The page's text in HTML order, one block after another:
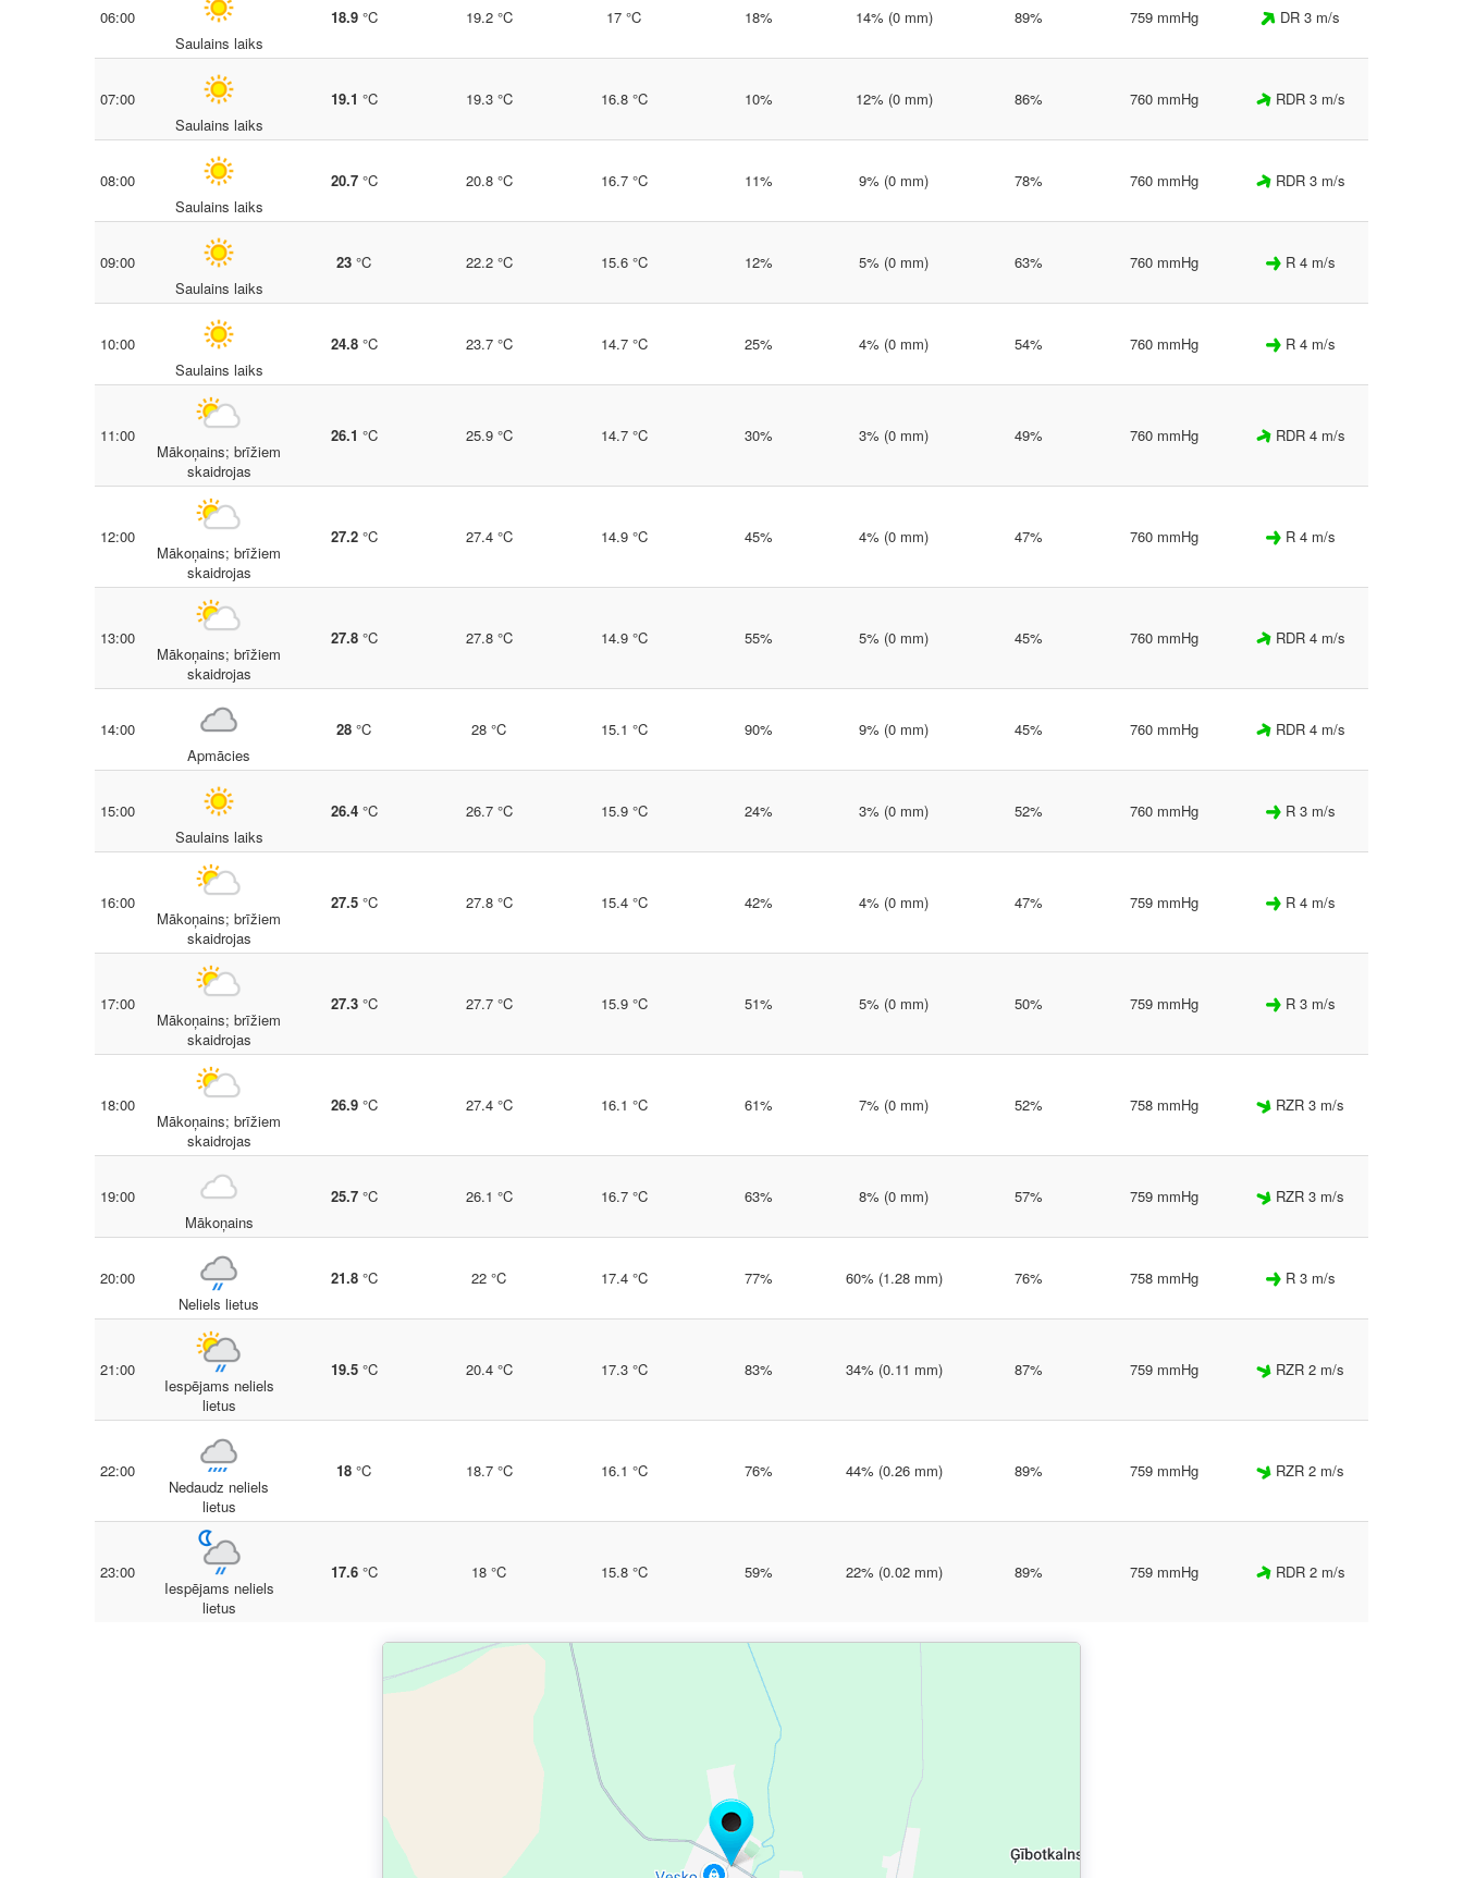
06:00
Saulains laiks
18.9°C 19.2 °C 17 °C 18% 14% (0 mm) 89% 759 mmHg DR 3 m/s
07:00
Saulains laiks
19.1 °C 19.3 °C 16.8 °C 10% 12% (0 mm) 86% 760 mmHg RDR 3 m/s
08:00
Saulains laiks
20.7°C 20.8 °C 16.7 °C 11% 9% (0 mm) 78% 760 mmHg RDR 3 m/s
09:00
Saulains laiks
23 °C 22.2 °C 15.6 °C 12% 5% (0 mm) 63% 760 mmHg R 4 m/s
10:00
Saulains laiks
24.8°C 23.7 °C 14.7 °C 25% 4% (0 mm) 54% 760 mmHg R 4 m/s
11:00
Mākoņains; brīžiem
skaidrojas
26.1 °C 25.9 °C 14.7 °C 30% 3% (0 mm) 49% 760 mmHg RDR 4 m/s
12:00
Mākoņains; brīžiem
skaidrojas
27.2°C 27.4 °C 14.9 °C 45% 4% (0 mm) 47% 760 mmHg R 4 m/s
13:00
Mākoņains; brīžiem
skaidrojas
27.8°C 27.8 °C 14.9 °C 55% 5% (0 mm) 45% 760 mmHg RDR 4 m/s
14:00
Apmācies
28 °C 28 °C 15.1 °C 90% 9% (0 mm) 45% 760 mmHg RDR 4 m/s
15:00
Saulains laiks
26.4°C 26.7 °C 15.9 °C 24% 3% (0 mm) 52% 760 mmHg R 3 m/s
16:00
Mākoņains; brīžiem
skaidrojas
27.5°C 27.8 °C 15.4 °C 42% 4% (0 mm) 47% 759 mmHg R 4 m/s
17:00
Mākoņains; brīžiem
skaidrojas
27.3°C 27.7 °C 15.9 °C 51% 5% (0 mm) 50% 759 mmHg R 3 m/s
18:00
Mākoņains; brīžiem
skaidrojas
26.9°C 27.4 °C 16.1 °C 61% 7% (0 mm) 52% 758 mmHg RZR 3 m/s
19:00
Mākoņains
25.7°C 26.1 °C 16.7 °C 63% 8% (0 mm) 57% 759 mmHg RZR 3 m/s
20:00
Neliels lietus
21.8°C 22 °C 17.4 °C 77% 60% (1.28 mm) 76% 758 mmHg R 3 m/s
21:00
Iespējams neliels
lietus
19.5°C 20.4 °C 17.3 °C 83% 34% (0.11 mm) 87% 759 mmHg RZR 2 m/s
22:00
Nedaudz neliels
lietus
18 °C 18.7 °C 16.1 °C 76% 44% (0.26 mm) 89% 759 mmHg RZR 2 m/s
23:00
Iespējams neliels
lietus
17.6°C 18 °C 15.8 °C 59% 22% (0.02 mm) 89% 759 mmHg RDR 2 m/s